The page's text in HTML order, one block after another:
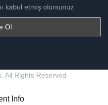
kabul etmiş olursunuz
All Rights Reserved